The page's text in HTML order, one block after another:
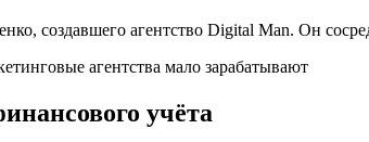
создавшего агентство Digital Man. Он
учёта